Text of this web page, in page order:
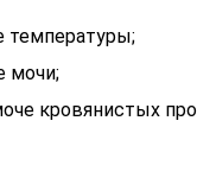
мочи;
кровянистых